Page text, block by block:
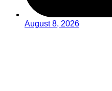
August 8, 2026